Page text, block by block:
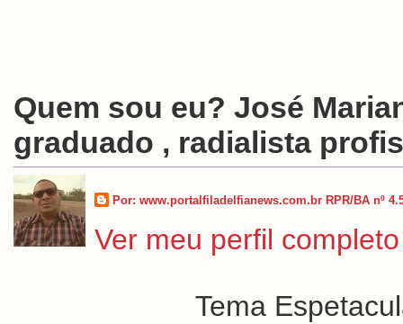
Quem sou eu? José
graduado , radialista
Por: www.portalfiladelfianews.com.br RPR/BA nº
Ver meu perfil completo
Tema